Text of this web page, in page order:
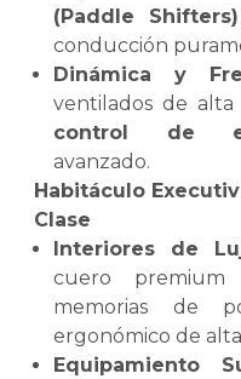
(Paddle Shifters)
conducción
Dinámica y
ventilados de
control de
avanzado.
Habitáculo
Clase
Interiores de
cuero
memorias de
ergonómico de
Equipamiento